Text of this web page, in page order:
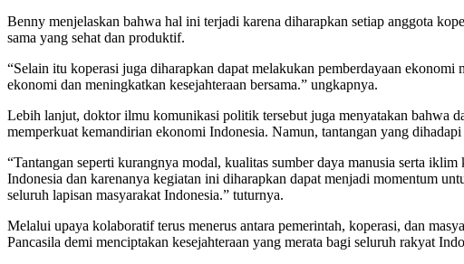
Benny menjelaskan bahwa hal ini terjadi karena diharapkan setiap anggota
sama yang sehat dan produktif.
“Selain itu koperasi juga diharapkan dapat melakukan pemberdayaan
ekonomi dan meningkatkan kesejahteraan bersama.” ungkapnya.
Lebih lanjut, doktor ilmu komunikasi politik tersebut juga menyatakan bahwa
memperkuat kemandirian ekonomi Indonesia. Namun, tantangan yang
“Tantangan seperti kurangnya modal, kualitas sumber daya manusia serta
Indonesia dan karenanya kegiatan ini diharapkan dapat menjadi momentum
seluruh lapisan masyarakat Indonesia.” tuturnya.
Melalui upaya kolaboratif terus menerus antara pemerintah, koperasi, dan
Pancasila demi menciptakan kesejahteraan yang merata bagi seluruh rakyat